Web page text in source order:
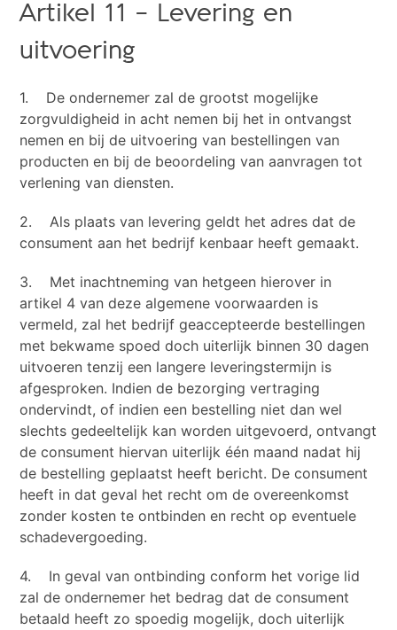
Artikel 11 – Levering en
uitvoering
1. De ondernemer zal de grootst mogelijke
zorgvuldigheid in acht nemen bij het in ontvangst
nemen en bij de uitvoering van bestellingen van
producten en bij de beoordeling van aanvragen tot
verlening van diensten.
2. Als plaats van levering geldt het adres dat de
consument aan het bedrijf kenbaar heeft gemaakt.
3. Met inachtneming van hetgeen hierover in
artikel 4 van deze algemene voorwaarden is
vermeld, zal het bedrijf geaccepteerde bestellingen
met bekwame spoed doch uiterlijk binnen 30 dagen
uitvoeren tenzij een langere leveringstermijn is
afgesproken. Indien de bezorging vertraging
ondervindt, of indien een bestelling niet dan wel
slechts gedeeltelijk kan worden uitgevoerd, ontvangt
de consument hiervan uiterlijk één maand nadat hij
de bestelling geplaatst heeft bericht. De consument
heeft in dat geval het recht om de overeenkomst
zonder kosten te ontbinden en recht op eventuele
schadevergoeding.
4. In geval van ontbinding conform het vorige lid
zal de ondernemer het bedrag dat de consument
betaald heeft zo spoedig mogelijk, doch uiterlijk